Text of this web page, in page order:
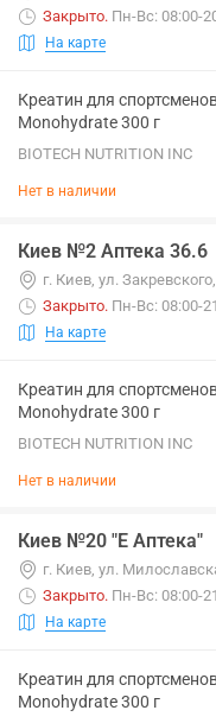
Закрыто. Пн-Вс: 08:00-
На карте
Креатин для
Monohydrate 300 г
BIOTECH NUTRITION INC
Нет в наличии
Киев №2 Аптека 36.6
г. Киев, ул.
Закрыто. Пн-Вс: 08:00-
На карте
Креатин для
Monohydrate 300 г
BIOTECH NUTRITION INC
Нет в наличии
Киев №20 "Е Аптека"
г. Киев, ул.
Закрыто. Пн-Вс: 08:00-
На карте
Креатин для
Monohydrate 300 г